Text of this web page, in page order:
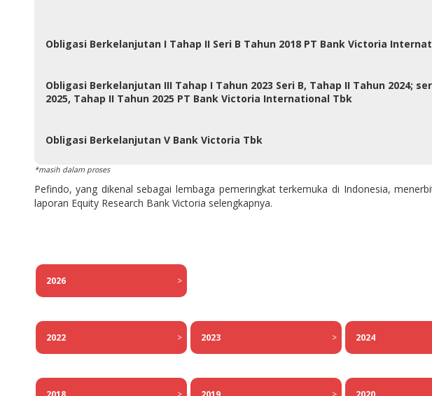
Obligasi Berkelanjutan I Tahap II Seri B Tahun 2018 PT Bank Victoria
Obligasi Berkelanjutan III Tahap I Tahun 2023 Seri B, Tahap II Tahun 2024;
2025, Tahap II Tahun 2025 PT Bank Victoria International Tbk
Obligasi Berkelanjutan V Bank Victoria Tbk
*masih dalam proses
Pefindo, yang dikenal sebagai lembaga pemeringkat terkemuka di Indonesia,
laporan Equity Research Bank Victoria selengkapnya.
2026 >
2022 > 2023 > 2024